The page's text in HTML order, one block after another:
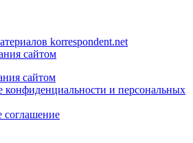
korrespondent.net
сайтом
сайтом
конфиденциальности и персональных
соглашение